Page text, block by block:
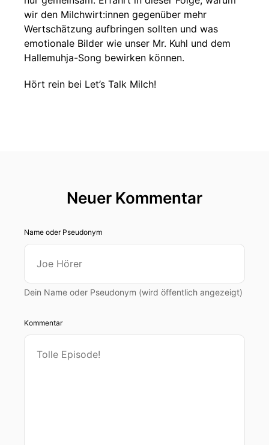
wir den Milchwirt:innen gegenüber mehr
Wertschätzung aufbringen sollten und was
emotionale Bilder wie unser Mr. Kuhl und dem
Hallemuhja-Song bewirken können.
Hört rein bei Let’s Talk Milch!
Neuer Kommentar
Name oder Pseudonym
Dein Name oder Pseudonym (wird öffentlich angezeigt)
Kommentar